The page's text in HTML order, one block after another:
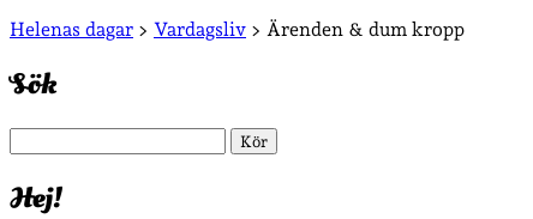
Sidopanel
Helenas dagar > Vardagsliv > Ärenden & dum kropp
Sök
Hej!